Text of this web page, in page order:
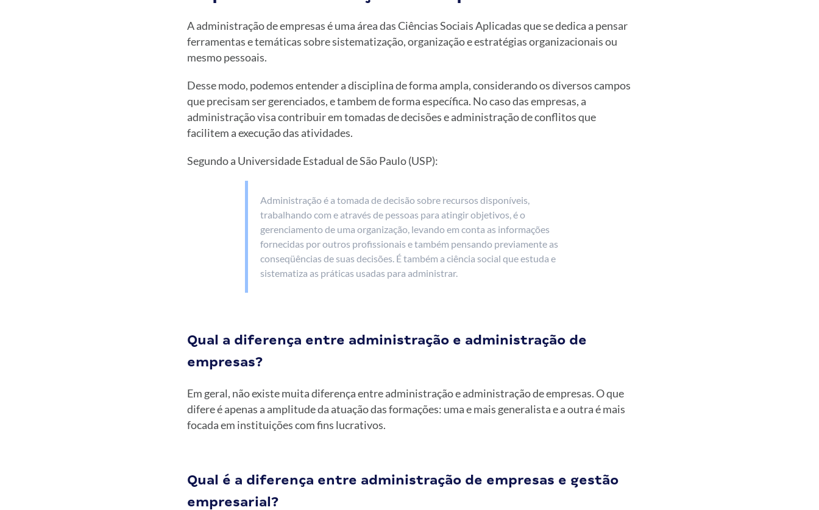
A administração de empresas é uma área das Ciências Sociais Aplicadas que se dedica a pensar
ferramentas e temáticas sobre sistematização, organização e estratégias organizacionais ou
mesmo pessoais.
Desse modo, podemos entender a disciplina de forma ampla, considerando os diversos campos
que precisam ser gerenciados, e tambem de forma específica. No caso das empresas, a
administração visa contribuir em tomadas de decisões e administração de conflitos que
facilitem a execução das atividades.
Segundo a Universidade Estadual de São Paulo (USP):
Administração é a tomada de decisão sobre recursos disponíveis,
trabalhando com e através de pessoas para atingir objetivos, é o
gerenciamento de uma organização, levando em conta as informações
fornecidas por outros profissionais e também pensando previamente as
conseqüências de suas decisões. É também a ciência social que estuda e
sistematiza as práticas usadas para administrar.
Qual a diferença entre administração e administração de
empresas?
Em geral, não existe muita diferença entre administração e administração de empresas. O que
difere é apenas a amplitude da atuação das formações: uma e mais generalista e a outra é mais
focada em instituições com fins lucrativos.
Qual é a diferença entre administração de empresas e gestão
empresarial?